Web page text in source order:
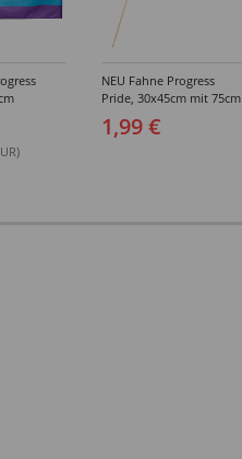
NEU Fahne Progress
Pride, 30x45cm mit 75cm
Stab
1,99 €